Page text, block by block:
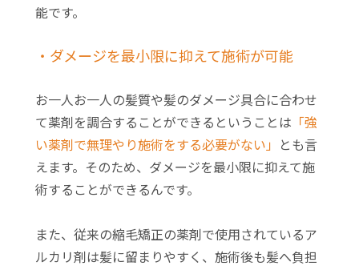
能です。
・ダメージを最小限に抑えて施術が可能
お一人お一人の髪質や髪のダメージ具合に合わせ
て薬剤を調合することができるということは 「強
い薬剤で無理やり施術をする必要がない」 とも言
えます。そのため、ダメージを最小限に抑えて施
術することができるんです。
また、従来の縮毛矯正の薬剤で使用されているア
ルカリ剤は髪に留まりやすく、施術後も髪へ負担